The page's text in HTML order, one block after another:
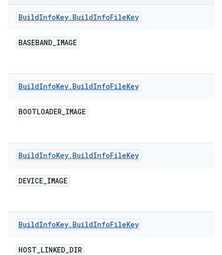
BuildInfoKey. BuildInfoFileKey
BASEBAND_IMAGE
BuildInfoKey. BuildInfoFileKey
BOOTLOADER_IMAGE
BuildInfoKey. BuildInfoFileKey
DEVICE_IMAGE
BuildInfoKey. BuildInfoFileKey
HOST_LINKED_DIR